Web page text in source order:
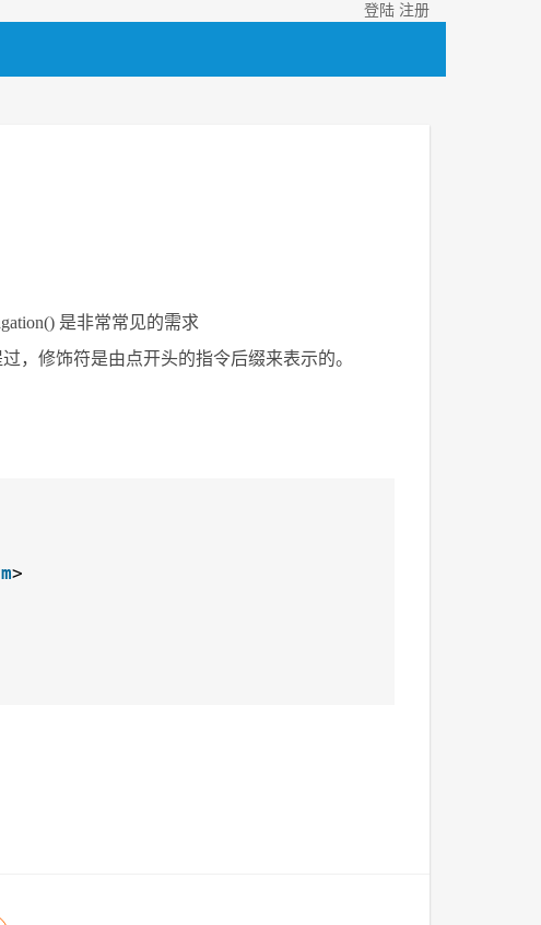
登陆 注册
是非常常见的需求
，修饰符是由点开头的指令后缀来表示的。
>